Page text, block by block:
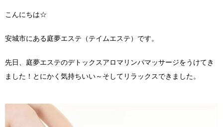
こんにちは☆
安城市にある庭夢エステ（テイムエステ）です。
先日、庭夢エステのデトックスアロマリンパマッサージをうけてき
ました！とにかく気持ちいい～そしてリラックスできました。